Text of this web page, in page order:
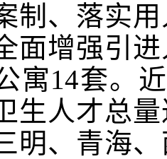
制、落实
面增强引
寓14套。
生人才总
明、青海